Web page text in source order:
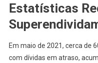
Estatísticas
Em maio de 2021, cerca de
com dívidas em atraso,